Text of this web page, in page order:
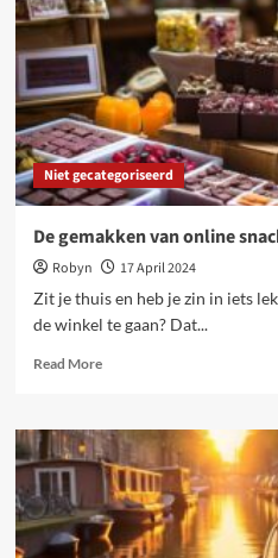
op
reis
gaat
Niet gecategoriseerd
De gemakken van online
Robyn
17 April 2024
Zit je thuis en heb je zin in iets
de winkel te gaan? Dat...
Read MoreRead
De
gemakken
van
online
snacks
en